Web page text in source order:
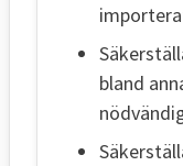
bland